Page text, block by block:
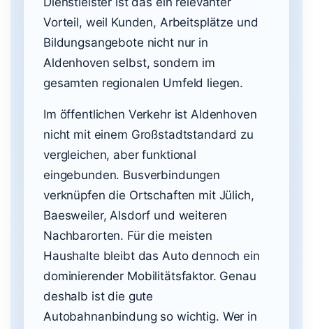
Vorteil, weil Kunden, Arbeitsplätze und
Bildungsangebote nicht nur in
Aldenhoven selbst, sondern im
gesamten regionalen Umfeld liegen.
Im öffentlichen Verkehr ist Aldenhoven
nicht mit einem Großstadtstandard zu
vergleichen, aber funktional
eingebunden. Busverbindungen
verknüpfen die Ortschaften mit Jülich,
Baesweiler, Alsdorf und weiteren
Nachbarorten. Für die meisten
Haushalte bleibt das Auto dennoch ein
dominierender Mobilitätsfaktor. Genau
deshalb ist die gute
Autobahnanbindung so wichtig. Wer in